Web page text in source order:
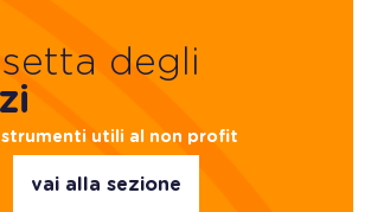
degli
strumenti utili al non profit
vai alla sezione